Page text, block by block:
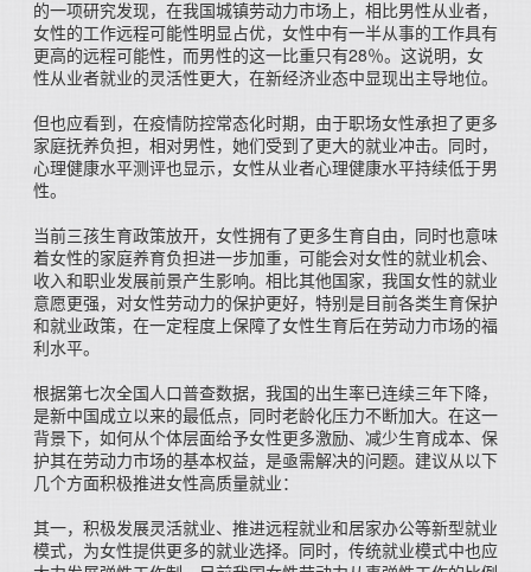
的一项研究发现，在我国城镇劳动力市场上，相比男性从业者，
女性的工作远程可能性明显占优，女性中有一半从事的工作具有
更高的远程可能性，而男性的这一比重只有28％。这说明，女
性从业者就业的灵活性更大，在新经济业态中显现出主导地位。
但也应看到，在疫情防控常态化时期，由于职场女性承担了更多
家庭抚养负担，相对男性，她们受到了更大的就业冲击。同时，
心理健康水平测评也显示，女性从业者心理健康水平持续低于男
性。
当前三孩生育政策放开，女性拥有了更多生育自由，同时也意味
着女性的家庭养育负担进一步加重，可能会对女性的就业机会、
收入和职业发展前景产生影响。相比其他国家，我国女性的就业
意愿更强，对女性劳动力的保护更好，特别是目前各类生育保护
和就业政策，在一定程度上保障了女性生育后在劳动力市场的福
利水平。
根据第七次全国人口普查数据，我国的出生率已连续三年下降，
是新中国成立以来的最低点，同时老龄化压力不断加大。在这一
背景下，如何从个体层面给予女性更多激励、减少生育成本、保
护其在劳动力市场的基本权益，是亟需解决的问题。建议从以下
几个方面积极推进女性高质量就业：
其一，积极发展灵活就业、推进远程就业和居家办公等新型就业
模式，为女性提供更多的就业选择。同时，传统就业模式中也应